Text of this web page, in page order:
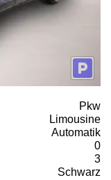
Pkw
Limousine
Automatik
0
3
Schwarz